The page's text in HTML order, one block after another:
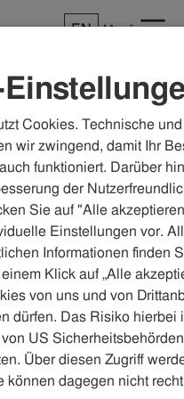
EN Menü
Karriere
Einblicke
Stück
1000 Meter tief,
Mühlauer Quelle der
Nerven. „Das ist
wie die
Cookies. Technische
wir zwingend, damit Ihr
funktioniert. Darüber
der
Sie auf "Alle
Einstellungen vor.
Informationen finden
Klick auf „Alle
von uns und von
dürfen. Das Risiko hierbei
US
Über diesen Zugriff
können dagegen nicht